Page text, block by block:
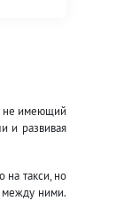
не имеющий
и развивая
на такси, но
между ними.